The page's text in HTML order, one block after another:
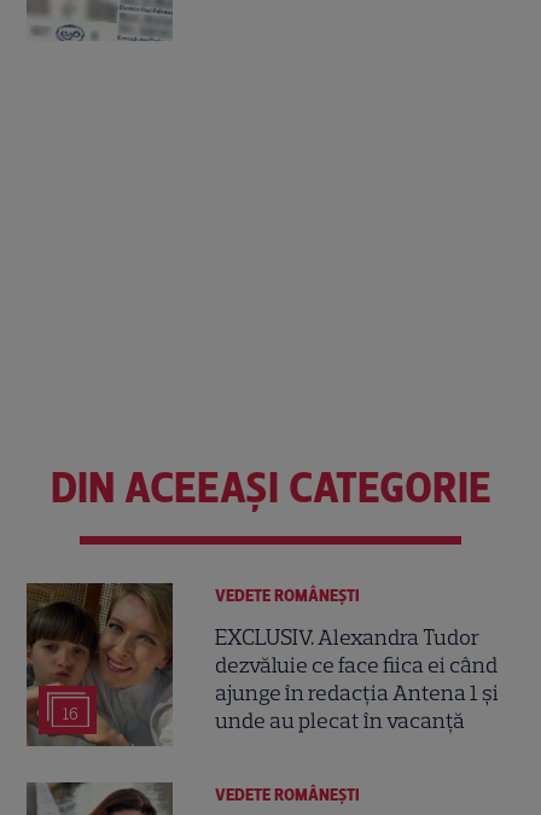
DIN ACEEAȘI CATEGORIE
16
VEDETE ROMÂNEŞTI
EXCLUSIV. Alexandra Tudor
dezvăluie ce face fiica ei când
ajunge în redacția Antena 1 și
unde au plecat în vacanță
VEDETE ROMÂNEŞTI